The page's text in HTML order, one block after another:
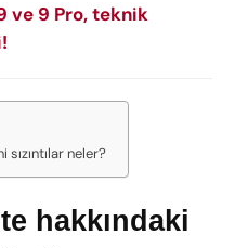
ve 9 Pro, teknik
neler?
hakkındaki